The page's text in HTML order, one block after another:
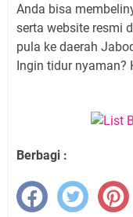
Anda bisa
serta website resmi
pula ke daerah
Ingin tidur nyaman?
Berbagi :